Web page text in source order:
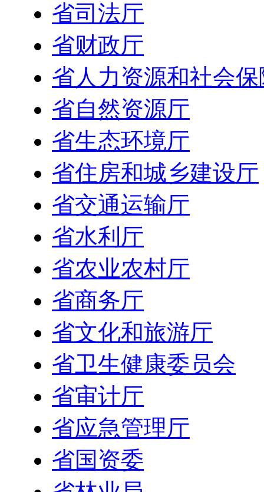
省司法厅
省财政厅
省人力资源和社会
省自然资源厅
省生态环境厅
省住房和城乡建设厅
省交通运输厅
省水利厅
省农业农村厅
省商务厅
省文化和旅游厅
省卫生健康委员会
省审计厅
省应急管理厅
省国资委